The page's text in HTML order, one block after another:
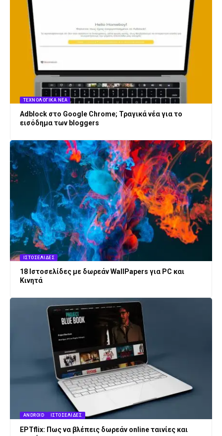
ΤΕΧΝΟΛΟΓΙΚΆ ΝΈΑ
Adblock στο Google Chrome; Τραγικά νέα για το
εισόδημα των bloggers
ΙΣΤΟΣΕΛΊΔΕΣ
18 Ιστοσελίδες με δωρεάν WallPapers για PC και
Κινητά
ANDROID ΙΣΤΟΣΕΛΊΔΕΣ
ΕΡΤflix: Πως να βλέπεις δωρεάν online ταινίες και